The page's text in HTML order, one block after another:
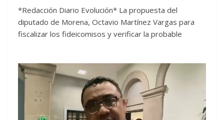
*Redacción Diario Evolución* La propuesta del
diputado de Morena, Octavio Martínez Vargas para
fiscalizar los fideicomisos y verificar la probable